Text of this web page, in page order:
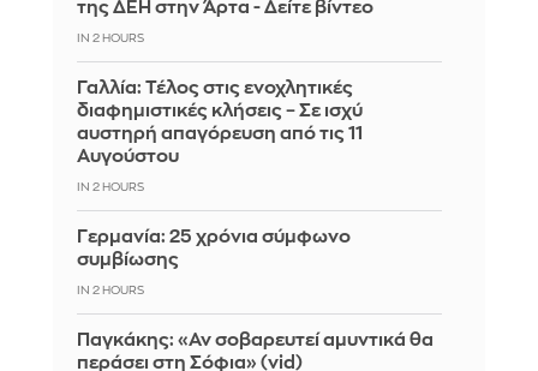
της ΔΕΗ στην Άρτα - Δείτε βίντεο
IN 2 HOURS
Γαλλία: Τέλος στις ενοχλητικές
διαφημιστικές κλήσεις – Σε ισχύ
αυστηρή απαγόρευση από τις 11
Αυγούστου
IN 2 HOURS
Γερμανία: 25 χρόνια σύμφωνο
συμβίωσης
IN 2 HOURS
Παγκάκης: «Αν σοβαρευτεί αμυντικά θα
περάσει στη Σόφια» (vid)